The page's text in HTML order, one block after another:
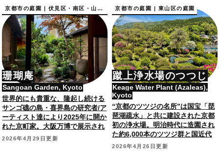
京都市の庭園 | 伏見区・南区・山科区の庭園
珊瑚庵
Sangoan Garden, Kyoto
世界的にも貴重な、隆起し続ける
サンゴ礁の島・喜界島の研究者/ア
ーティスト達により2025年に開か
れた京町家。大阪万博で展示され
た珊瑚が配された坪庭も。
2026年4月29日更新
京都市の庭園 | 東山区の庭園
蹴上浄水場のつつじ
Keage Water Plant (Azaleas),
Kyoto
“京都のツツジの名所”は国宝「琵
琶湖疏水」と共に建設された京都
初の浄水場。明治時代に造園され
た約6,000本のツツジ群と国近代
化産業遺産に選定の近代建築。
2026年4月26日更新